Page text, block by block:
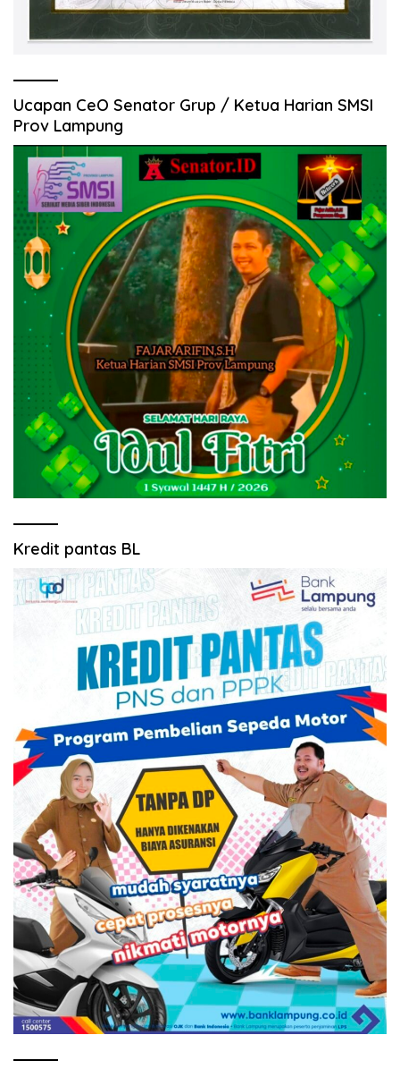
Ucapan CeO Senator Grup / Ketua Harian SMSI
Prov Lampung
Kredit pantas BL